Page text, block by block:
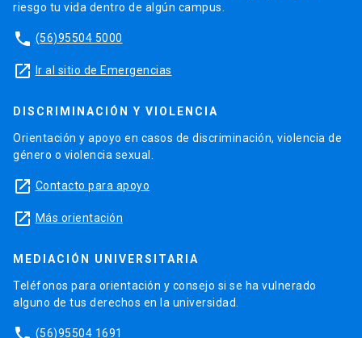
riesgo tu vida dentro de algún campus.
phone (56)95504 5000
launch Ir al sitio de Emergencias
DISCRIMINACIÓN Y VIOLENCIA
Orientación y apoyo en casos de discriminación, violencia de
género o violencia sexual.
launch Contacto para apoyo
launch Más orientación
MEDIACIÓN UNIVERSITARIA
Teléfonos para orientación y consejo si se ha vulnerado
alguno de tus derechos en la universidad.
(56)95504 1691